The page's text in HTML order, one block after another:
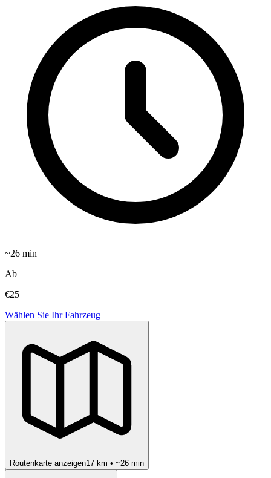
~26 min
Ab
€25
Wählen Sie Ihr Fahrzeug
Routenkarte anzeigen17 km • ~26 min